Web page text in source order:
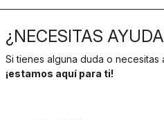
¿NECESITAS
Si tienes alguna duda o
¡estamos aquí para ti!